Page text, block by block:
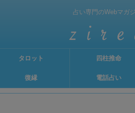
占い専門のWebマガ
タロット 四柱推命
復縁 電話占い